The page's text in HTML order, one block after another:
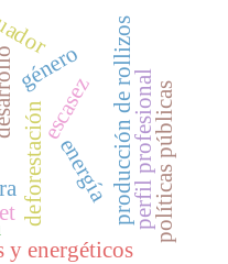
energía
deforestación producción de rollizosperfil profesionalpolíticas públicas
escasez
y energéticos
género